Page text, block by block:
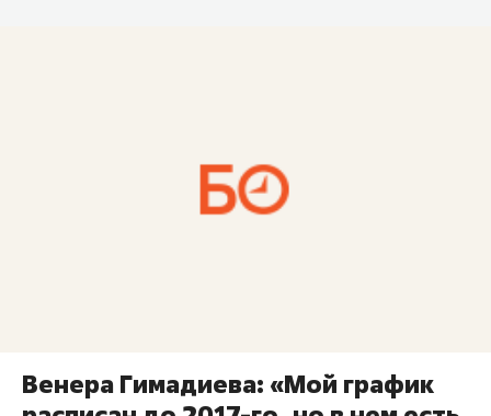
Венера Гимадиева: «Мой график